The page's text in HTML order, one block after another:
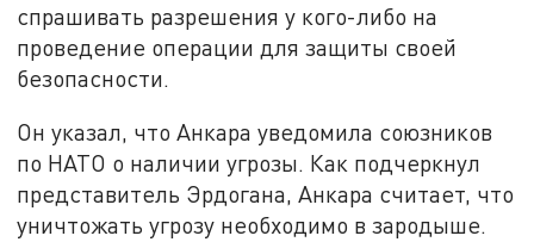
спрашивать разрешения у кого-либо на
проведение операции для защиты своей
безопасности.
Он указал, что Анкара уведомила союзников
по НАТО о наличии угрозы. Как подчеркнул
представитель Эрдогана, Анкара считает, что
уничтожать угрозу необходимо в зародыше.